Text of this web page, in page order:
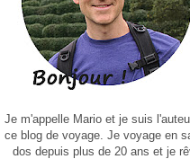
Je m'appelle Mario et je suis
ce blog de voyage. Je voyage en
dos depuis plus de 20 ans et je